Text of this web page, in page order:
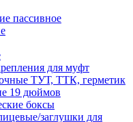
пассивное
для муфт
ТУТ, ТТК, герметик
19 дюймов
боксы
заглушки для